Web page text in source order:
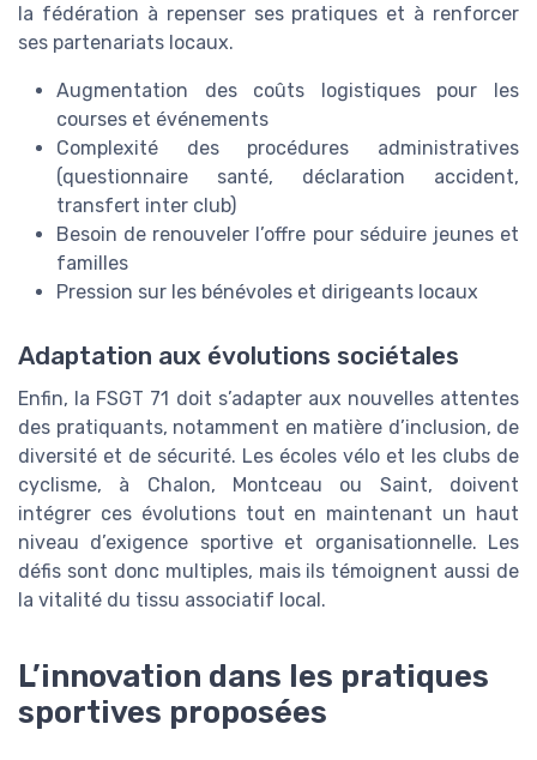
la fédération à repenser ses pratiques et à renforcer
ses partenariats locaux.
Augmentation des coûts logistiques pour les
courses et événements
Complexité des procédures administratives
(questionnaire santé, déclaration accident,
transfert inter club)
Besoin de renouveler l’offre pour séduire jeunes et
familles
Pression sur les bénévoles et dirigeants locaux
Adaptation aux évolutions sociétales
Enfin, la FSGT 71 doit s’adapter aux nouvelles attentes
des pratiquants, notamment en matière d’inclusion, de
diversité et de sécurité. Les écoles vélo et les clubs de
cyclisme, à Chalon, Montceau ou Saint, doivent
intégrer ces évolutions tout en maintenant un haut
niveau d’exigence sportive et organisationnelle. Les
défis sont donc multiples, mais ils témoignent aussi de
la vitalité du tissu associatif local.
L’innovation dans les pratiques
sportives proposées